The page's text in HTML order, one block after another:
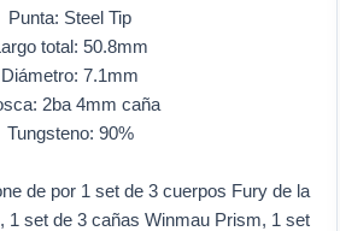
Punta: Steel Tip
total: 50.8mm
Diámetro: 7.1mm
2ba 4mm caña
Tungsteno: 90%
de por 1 set de 3 cuerpos Fury de la
1 set de 3 cañas Winmau Prism, 1 set